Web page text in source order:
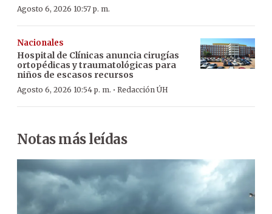
Agosto 6, 2026 10:57 p. m.
Nacionales
Hospital de Clínicas anuncia cirugías
ortopédicas y traumatológicas para
niños de escasos recursos
Agosto 6, 2026 10:54 p. m. · Redacción ÚH
Notas más leídas